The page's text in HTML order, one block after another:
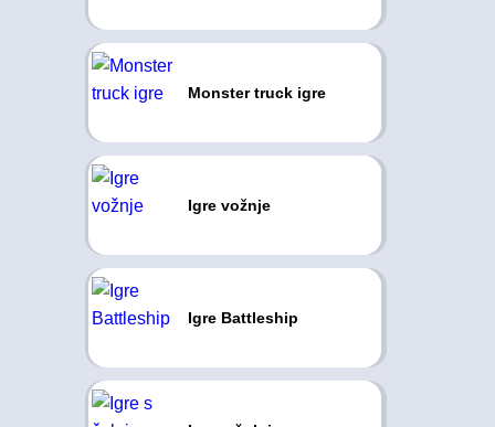
Monster truck igre
Igre vožnje
Igre Battleship